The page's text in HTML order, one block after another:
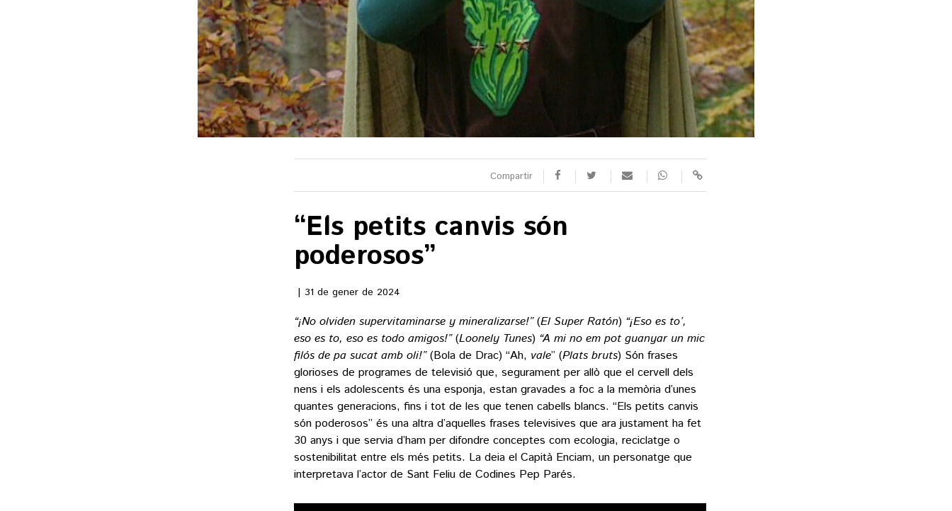
Veure totes
Calaix
Veure totes
Blogosfera
EL 9 TV
En directe
Programació
Compartir
“Els petits canvis són
poderosos”
31 de gener de 2024
“¡No olviden supervitaminarse y mineralizarse!”(El Super Ratón) “¡Eso es to’,
eso es to, eso es todo amigos!”(Loonely Tunes) “A mi no em pot guanyar un mic
filós de pa sucat amb oli!”(Bola de Drac) “Ah, vale” (Plats bruts) Són frases
glorioses de programes de televisió que, segurament per allò que el cervell dels
nens i els adolescents és una esponja, estan gravades a foc a la memòria d’unes
quantes generacions, fins i tot de les que tenen cabells blancs. “Els petits canvis
són poderosos” és una altra d’aquelles frases televisives que ara justament ha fet
30 anys i que servia d’ham per difondre conceptes com ecologia, reciclatge o
sostenibilitat entre els més petits. La deia el Capità Enciam, un personatge que
interpretava l’actor de Sant Feliu de Codines Pep Parés.